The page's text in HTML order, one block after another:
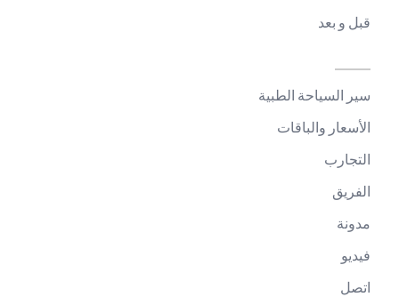
قبل و بعد
سير السياحة الطبية
الأسعار والباقات
التجارب
الفريق
مدونة
فيديو
اتصل